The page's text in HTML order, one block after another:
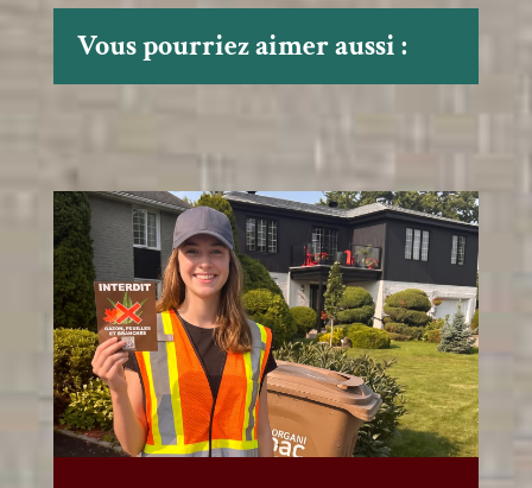
Vous pourriez aimer aussi :